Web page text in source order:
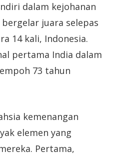
dalam kejohanan
juara selepas
14 kali, Indonesia.
pertama India dalam
73 tahun
kemenangan
elemen yang
Pertama,